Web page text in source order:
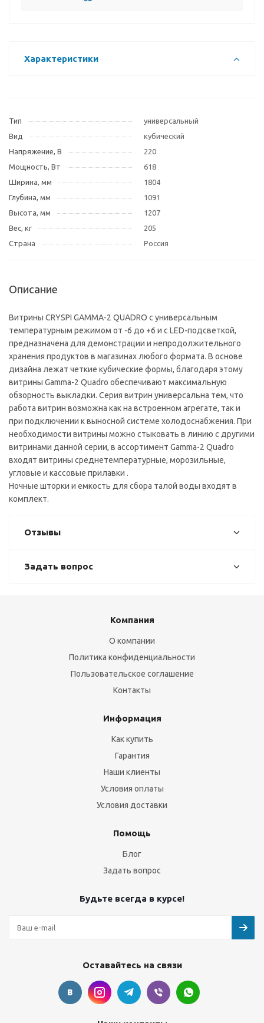
Характеристики
Тип
универсальный
Вид
кубический
Напряжение, В
220
Мощность, Вт
618
Ширина, мм
1804
Глубина, мм
1091
Высота, мм
1207
Вес, кг
205
Страна
Россия
Описание
Витрины CRYSPI GAMMA-2 QUADRO с универсальным
температурным режимом от -6 до +6 и с LED-подсветкой,
предназначена для демонстрации и непродолжительного
хранения продуктов в магазинах любого формата. В основе
дизайна лежат четкие кубические формы, благодаря этому
витрины Gamma-2 Quadro обеспечивают максимальную
обзорность выкладки. Серия витрин универсальна тем, что
работа витрин возможна как на встроенном агрегате, так и
при подключении к выносной системе холодоснабжения. При
необходимости витрины можно стыковать в линию с другими
витринами данной серии, в ассортимент Gamma-2 Quadro
входят витрины среднетемпературные, морозильные,
угловые и кассовые прилавки .
Ночные шторки и емкость для сбора талой воды входят в
комплект.
Отзывы
Задать вопрос
Компания
О компании
Политика конфиденциальности
Пользовательское соглашение
Контакты
Информация
Как купить
Гарантия
Наши клиенты
Условия оплаты
Условия доставки
Помощь
Блог
Задать вопрос
Будьте всегда в курсе!
Оставайтесь на связи